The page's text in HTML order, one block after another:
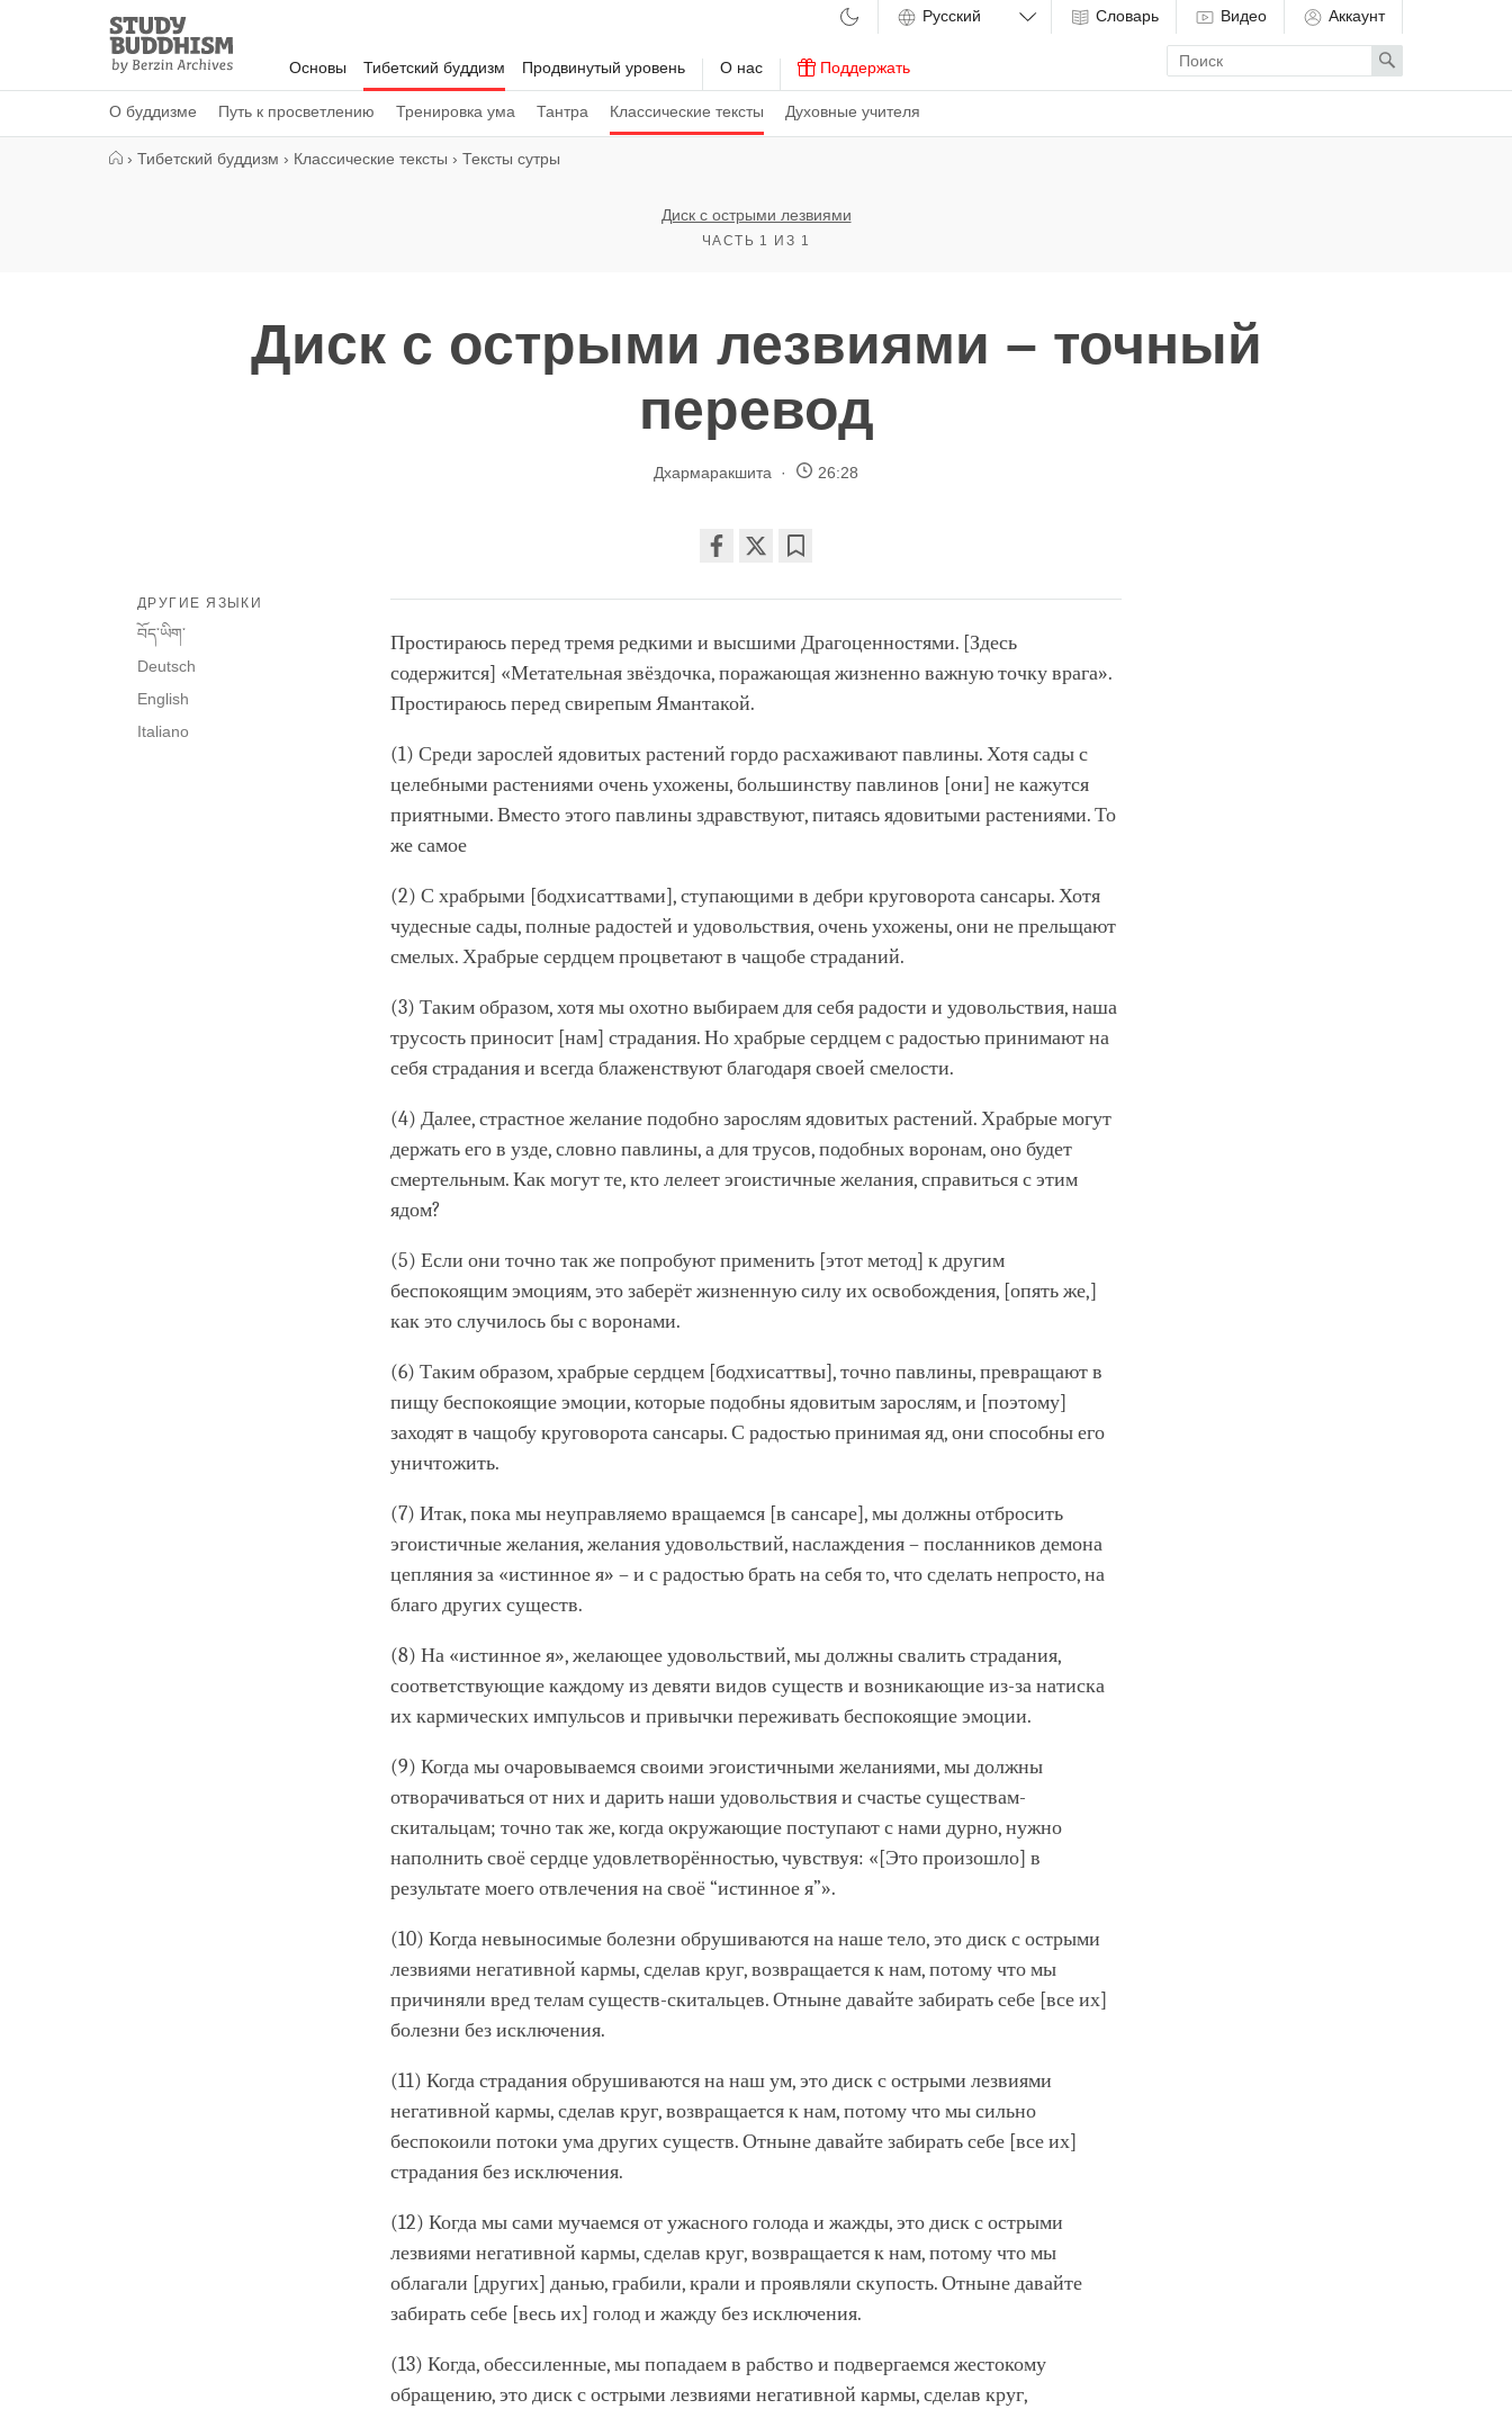
Study
Buddhism
Home
Основы Тибетский буддизм
О буддизме Путь к просветлению Тренировка ума Тантра Классические тексты Духовные учителя
Продвинутый уровень О нас Поддержать
Словарь Видео Аккаунт
Enter
search
term
Search
› Тибетский буддизм › Классические тексты › Тексты сутры
Диск с острыми лезвиями
ЧАСТЬ 1 ИЗ 1
Диск с острыми лезвиями – точный
перевод
Дхармаракшита 26:28
on
facebook
ДРУГИЕ ЯЗЫКИ
བོད་ཡིག་
Deutsch
English
Italiano
Простираюсь перед тремя редкими и высшими Драгоценностями. [Здесь
содержится] «Метательная звёздочка, поражающая жизненно важную точку врага».
Простираюсь перед свирепым Ямантакой.
(1) Среди зарослей ядовитых растений гордо расхаживают павлины. Хотя сады с
целебными растениями очень ухожены, большинству павлинов [они] не кажутся
приятными. Вместо этого павлины здравствуют, питаясь ядовитыми растениями. То
же самое
(2) С храбрыми [бодхисаттвами], ступающими в дебри круговорота сансары. Хотя
чудесные сады, полные радостей и удовольствия, очень ухожены, они не прельщают
смелых. Храбрые сердцем процветают в чащобе страданий.
(3) Таким образом, хотя мы охотно выбираем для себя радости и удовольствия, наша
трусость приносит [нам] страдания. Но храбрые сердцем с радостью принимают на
себя страдания и всегда блаженствуют благодаря своей смелости.
(4) Далее, страстное желание подобно зарослям ядовитых растений. Храбрые могут
держать его в узде, словно павлины, а для трусов, подобных воронам, оно будет
смертельным. Как могут те, кто лелеет эгоистичные желания, справиться с этим
ядом?
(5) Если они точно так же попробуют применить [этот метод] к другим
беспокоящим эмоциям, это заберёт жизненную силу их освобождения, [опять же,]
как это случилось бы с воронами.
(6) Таким образом, храбрые сердцем [бодхисаттвы], точно павлины, превращают в
пищу беспокоящие эмоции, которые подобны ядовитым зарослям, и [поэтому]
заходят в чащобу круговорота сансары. С радостью принимая яд, они способны его
уничтожить.
(7) Итак, пока мы неуправляемо вращаемся [в сансаре], мы должны отбросить
эгоистичные желания, желания удовольствий, наслаждения – посланников демона
цепляния за «истинное я» – и с радостью брать на себя то, что сделать непросто, на
благо других существ.
(8) На «истинное я», желающее удовольствий, мы должны свалить страдания,
соответствующие каждому из девяти видов существ и возникающие из-за натиска
их кармических импульсов и привычки переживать беспокоящие эмоции.
(9) Когда мы очаровываемся своими эгоистичными желаниями, мы должны
отворачиваться от них и дарить наши удовольствия и счастье существам-
скитальцам; точно так же, когда окружающие поступают с нами дурно, нужно
наполнить своё сердце удовлетворённостью, чувствуя: «[Это произошло] в
результате моего отвлечения на своё “истинное я”».
(10) Когда невыносимые болезни обрушиваются на наше тело, это диск с острыми
лезвиями негативной кармы, сделав круг, возвращается к нам, потому что мы
причиняли вред телам существ-скитальцев. Отныне давайте забирать себе [все их]
болезни без исключения.
(11) Когда страдания обрушиваются на наш ум, это диск с острыми лезвиями
негативной кармы, сделав круг, возвращается к нам, потому что мы сильно
беспокоили потоки ума других существ. Отныне давайте забирать себе [все их]
страдания без исключения.
(12) Когда мы сами мучаемся от ужасного голода и жажды, это диск с острыми
лезвиями негативной кармы, сделав круг, возвращается к нам, потому что мы
облагали [других] данью, грабили, крали и проявляли скупость. Отныне давайте
забирать себе [весь их] голод и жажду без исключения.
(13) Когда, обессиленные, мы попадаем в рабство и подвергаемся жестокому
обращению, это диск с острыми лезвиями негативной кармы, сделав круг,